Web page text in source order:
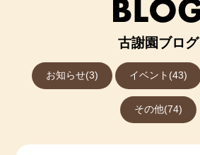
古謝園ブログ
お知らせ(3) イベント(43)
その他(74)